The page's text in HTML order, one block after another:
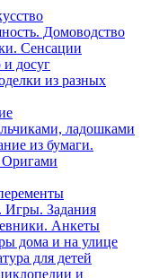
Домоводство
Сенсации
и досуг
из разных
ладошками
из бумаги.
Игры. Задания
Анкеты
дома и на улице
для детей
и